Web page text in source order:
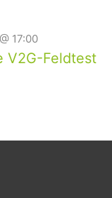
17:00
V2G-Feldtest